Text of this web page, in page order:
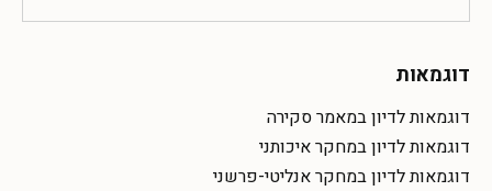
דוגמאות
דוגמאות לדיון במאמר סקירה
דוגמאות לדיון במחקר איכותני
דוגמאות לדיון במחקר אנליטי-פרשני